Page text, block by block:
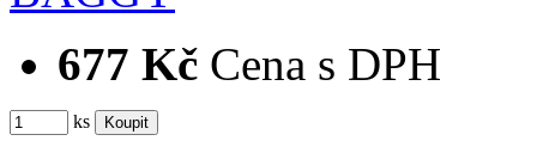
677 Kč Cena s DPH
ks